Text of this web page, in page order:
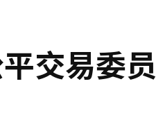
交易委